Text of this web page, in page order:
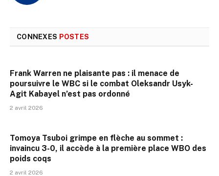
CONNEXES POSTES
Frank Warren ne plaisante pas : il menace de
poursuivre le WBC si le combat Oleksandr Usyk-
Agit Kabayel n’est pas ordonné
2 avril 2026
Tomoya Tsuboi grimpe en flèche au sommet :
invaincu 3-0, il accède à la première place WBO des
poids coqs
2 avril 2026